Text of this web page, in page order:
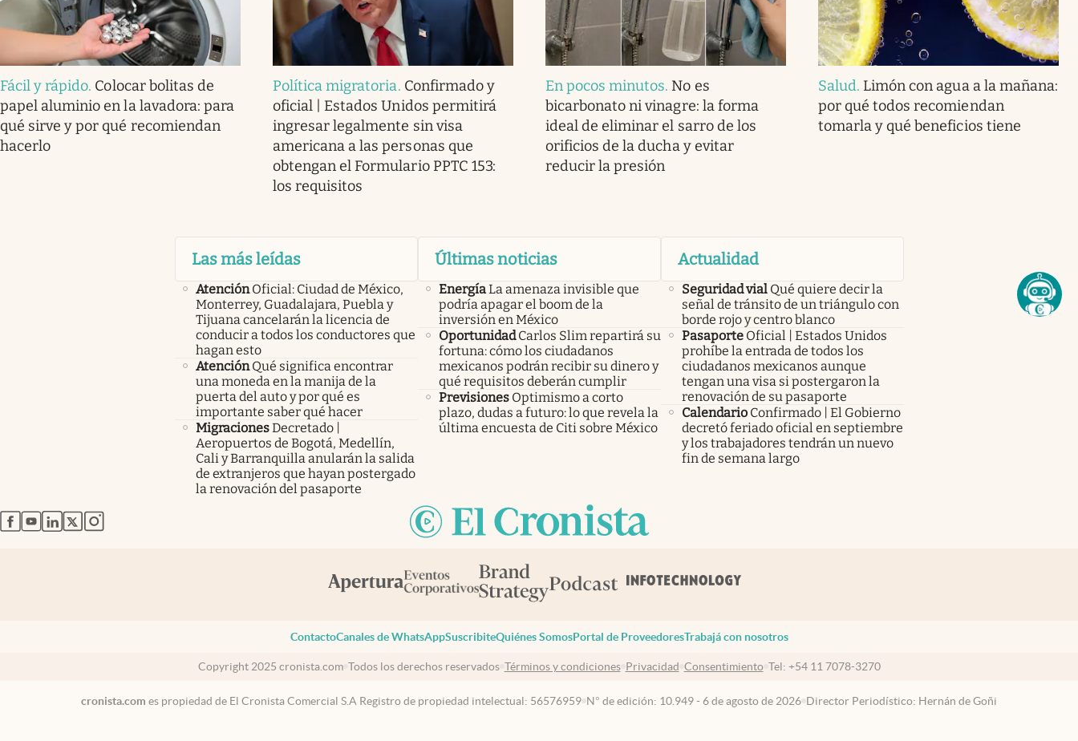
Fácil y rápido. Colocar bolitas de
papel aluminio en la lavadora: para
qué sirve y por qué recomiendan
hacerlo
Política migratoria. Confirmado y
oficial | Estados Unidos permitirá
ingresar legalmente sin visa
americana a las personas que
obtengan el Formulario PPTC 153:
los requisitos
En pocos minutos. No es
bicarbonato ni vinagre: la forma
ideal de eliminar el sarro de los
orificios de la ducha y evitar
reducir la presión
Salud. Limón con agua a la mañana:
por qué todos recomiendan
tomarla y qué beneficios tiene
Las más leídas
Atención Oficial: Ciudad de México,
Monterrey, Guadalajara, Puebla y
Tijuana cancelarán la licencia de
conducir a todos los conductores que
hagan esto
Atención Qué significa encontrar
una moneda en la manija de la
puerta del auto y por qué es
importante saber qué hacer
MigracionesDecretado |
Aeropuertos de Bogotá, Medellín,
Cali y Barranquilla anularán la salida
de extranjeros que hayan postergado
la renovación del pasaporte
Últimas noticias
EnergíaLa amenaza invisible que
podría apagar el boom de la
inversión en México
Oportunidad Carlos Slim repartirá su
fortuna: cómo los ciudadanos
mexicanos podrán recibir su dinero y
qué requisitos deberán cumplir
Previsiones Optimismo a corto
plazo, dudas a futuro: lo que revela la
última encuesta de Citi sobre México
Actualidad
Seguridad vial Qué quiere decir la
señal de tránsito de un triángulo con
borde rojo y centro blanco
Pasaporte Oficial | Estados Unidos
prohíbe la entrada de todos los
ciudadanos mexicanos aunque
tengan una visa si postergaron la
renovación de su pasaporte
Calendario Confirmado | El Gobierno
decretó feriado oficial en septiembre
y los trabajadores tendrán un nuevo
fin de semana largo
abre en nueva pestaña
abre en nueva pestaña
abre en nueva pestaña
abre en nueva pestaña
abre en nueva pestaña
ContactoCanales de WhatsAppSuscribiteQuiénes SomosPortal de ProveedoresTrabajá con nosotros
Copyright 2025 cronista.com Todos los derechos reservados Términos y condiciones Privacidad Consentimiento Tel: +54 11 7078-3270
cronista.com es propiedad de El Cronista Comercial S.A Registro de propiedad intelectual: 56576959 N° de edición: 10.949 - 6 de agosto de 2026 Director Periodístico: Hernán de Goñi